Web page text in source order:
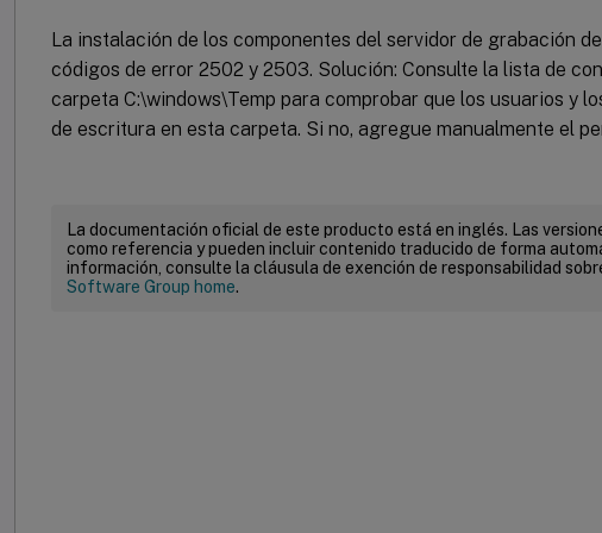
La instalación de los componentes del servidor de grabación
códigos de error 2502 y 2503. Solución: Consulte la lista de
carpeta C:\windows\Temp para comprobar que los usuarios y
de escritura en esta carpeta. Si no, agregue manualmente el
La documentación oficial de este producto está en inglés. Las
como referencia y pueden incluir contenido traducido de forma
información, consulte la cláusula de exención de responsabilidad
Software Group home.